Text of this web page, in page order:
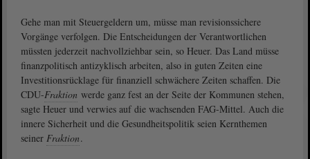
Gehe man mit Steuergeldern um, müsse man revisionssichere
Vorgänge verfolgen. Die Entscheidungen der Verantwortlichen
müssten jederzeit nachvollziehbar sein, so Heuer. Das Land müsse
finanzpolitisch antizyklisch arbeiten, also in guten Zeiten eine
Investitionsrücklage für finanziell schwächere Zeiten schaffen. Die
CDU-Fraktion werde ganz fest an der Seite der Kommunen stehen,
sagte Heuer und verwies auf die wachsenden FAG-Mittel. Auch die
innere Sicherheit und die Gesundheitspolitik seien Kernthemen
seiner Fraktion.